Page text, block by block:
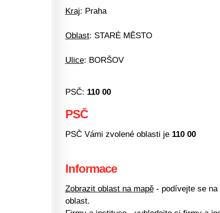
Kraj: Praha
Oblast: STARÉ MĚSTO
Ulice: BORŠOV
PSČ: 110 00
PSČ
PSČ Vámi zvolené oblasti je 110 00
Informace
Zobrazit oblast na mapě- podívejte se na
oblast.